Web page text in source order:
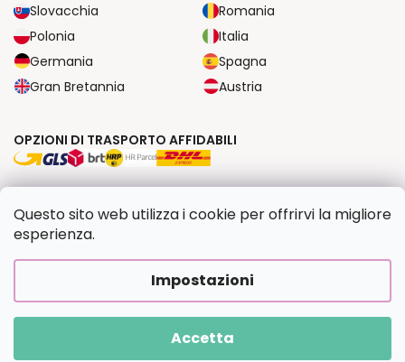
Questo sito web utilizza i cookie per offrirvi la migliore
esperienza.
Impostazioni
Accetta
Slovacchia
Romania
Polonia
Italia
Germania
Spagna
Gran Bretannia
Austria
OPZIONI DI TRASPORTO AFFIDABILI
Creato da Shoptet Premium|UpraviloFV STUDIO
Copyright 2026 Dipingilo.it . Tutti i diritti riservati.